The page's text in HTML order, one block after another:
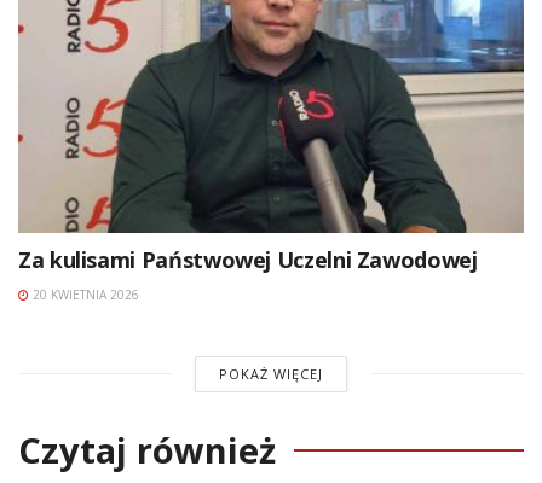
Za kulisami Państwowej Uczelni Zawodowej
20 KWIETNIA 2026
POKAŻ WIĘCEJ
Czytaj również